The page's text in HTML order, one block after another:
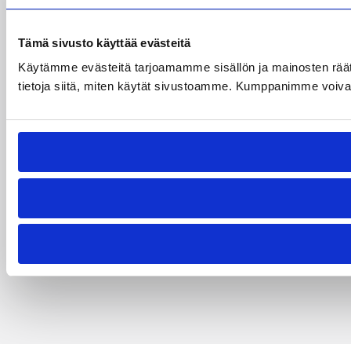
Tämä sivusto käyttää evästeitä
Käytämme evästeitä tarjoamamme sisällön ja mainosten
tietoja siitä, miten käytät sivustoamme. Kumppanimme